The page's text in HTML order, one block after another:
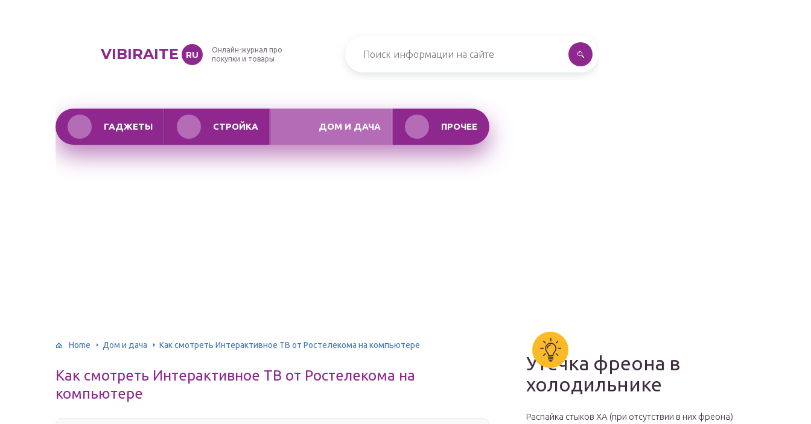
VIBIRAITE RU
Онлайн-журнал про
покупки и товары
ГАДЖЕТЫ СТРОЙКА ДОМ И ДАЧА ПРОЧЕЕ
Home Дом и дача Как смотреть Интерактивное ТВ от Ростелекома на компьютере
Как смотреть Интерактивное ТВ от Ростелекома на
компьютере
Утечка фреона в
холодильнике
Распайка стыков ХА (при отсутствии в них фреона)